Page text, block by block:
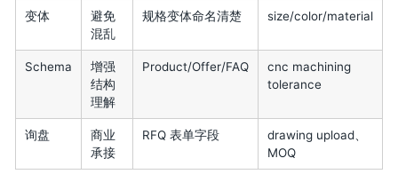
变体
避免
混乱
规格变体命名清楚 size/color/material
Schema
增强
结构
理解
Product/Offer/FAQ
cnc machining
tolerance
询盘
商业
承接
RFQ 表单字段
drawing upload、
MOQ